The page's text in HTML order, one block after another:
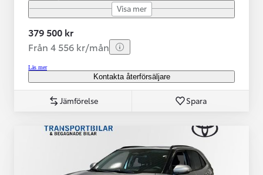
Visa mer
379 500 kr
Från 4 556 kr/mån
Läs mer
Kontakta återförsäljare
Jämförelse Spara